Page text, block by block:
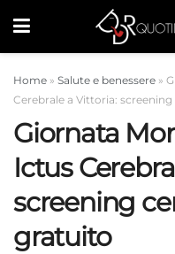
Home » Salute e benessere »
Cerebrale a Vittoria:
Giornata
Ictus
screening
gratuito